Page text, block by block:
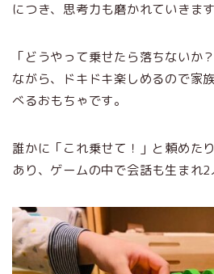
につき、思考力も磨かれていきます
「どうやって乗せたら落ちないか
ながら、ドキドキ楽しめるので家
べるおもちゃです。
誰かに「これ乗せて！」と頼めた
あり、ゲームの中で会話も生まれ2
は